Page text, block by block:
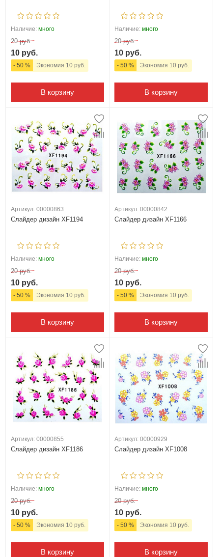
Наличие: много
20 руб.
10 руб.
- 50 % Экономия 10 руб.
В корзину
Наличие: много
20 руб.
10 руб.
- 50 % Экономия 10 руб.
В корзину
Артикул: 00000863
Слайдер дизайн XF1194
Наличие: много
20 руб.
10 руб.
- 50 % Экономия 10 руб.
В корзину
Артикул: 00000842
Слайдер дизайн XF1166
Наличие: много
20 руб.
10 руб.
- 50 % Экономия 10 руб.
В корзину
Артикул: 00000855
Слайдер дизайн XF1186
Наличие: много
20 руб.
10 руб.
- 50 % Экономия 10 руб.
В корзину
Артикул: 00000929
Слайдер дизайн XF1008
Наличие: много
20 руб.
10 руб.
- 50 % Экономия 10 руб.
В корзину